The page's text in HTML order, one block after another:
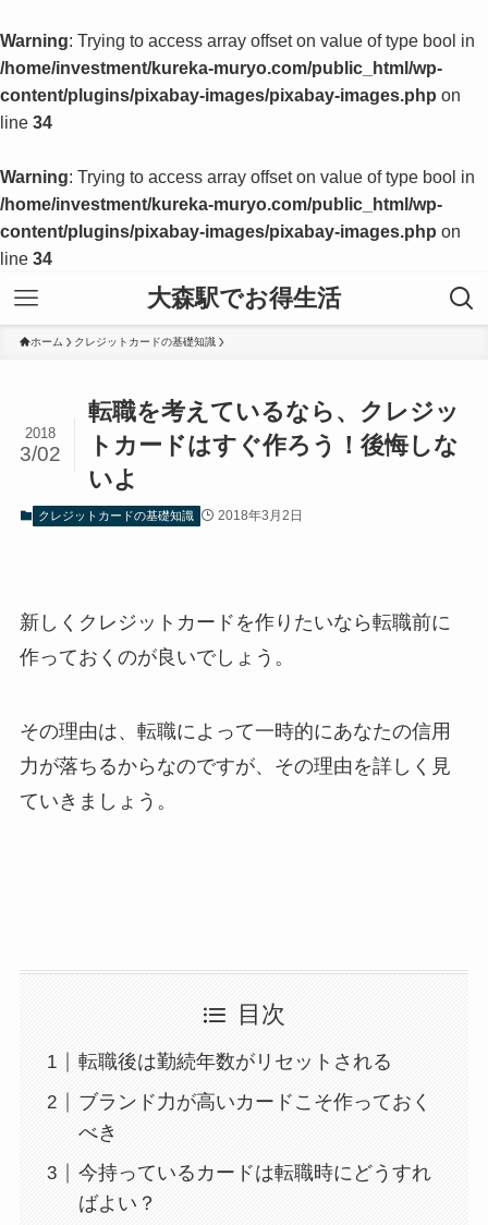
Warning: Trying to access array offset on value of type bool in
/home/investment/kureka-muryo.com/public_html/wp-
content/plugins/pixabay-images/pixabay-images.php on
line 34
Warning: Trying to access array offset on value of type bool in
/home/investment/kureka-muryo.com/public_html/wp-
content/plugins/pixabay-images/pixabay-images.php on
line 34
大森駅でお得生活
ホーム クレジットカードの基礎知識
転職を考えているなら、クレジッ
トカードはすぐ作ろう！後悔しな
いよ
2018
3/02
クレジットカードの基礎知識 2018年3月2日
新しくクレジットカードを作りたいなら転職前に
作っておくのが良いでしょう。
その理由は、転職によって一時的にあなたの信用
力が落ちるからなのですが、その理由を詳しく見
ていきましょう。
目次
転職後は勤続年数がリセットされる
ブランド力が高いカードこそ作っておく
べき
今持っているカードは転職時にどうすれ
ばよい？